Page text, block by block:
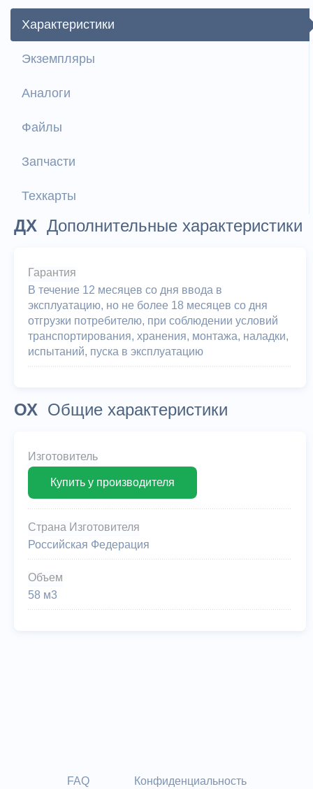
Характеристики
Экземпляры
Аналоги
Файлы
Запчасти
Техкарты
ДХ Дополнительные характеристики
Гарантия
В течение 12 месяцев со дня ввода в
эксплуатацию, но не более 18 месяцев со дня
отгрузки потребителю, при соблюдении условий
транспортирования, хранения, монтажа, наладки,
испытаний, пуска в эксплуатацию
ОХ Общие характеристики
Изготовитель
Купить у производителя
Страна Изготовителя
Российская Федерация
Объем
58 м3
FAQ Конфиденциальность